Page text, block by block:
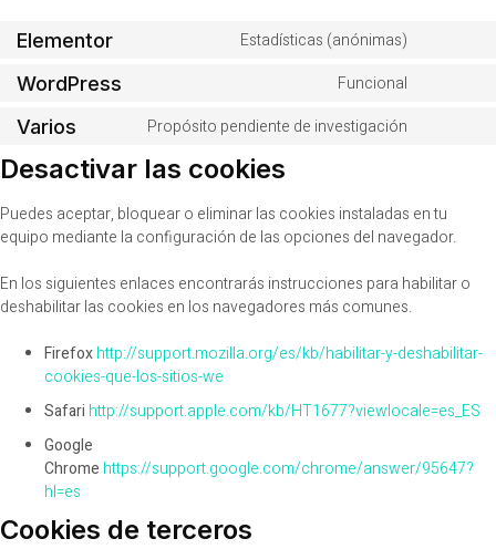
Elementor
Estadísticas (anónimas)
WordPress
Funcional
Varios
Propósito pendiente de investigación
Desactivar las cookies
Puedes aceptar, bloquear o eliminar las cookies instaladas en tu
equipo mediante la configuración de las opciones del navegador.
En los siguientes enlaces encontrarás instrucciones para habilitar o
deshabilitar las cookies en los navegadores más comunes.
Firefoxhttp://support.mozilla.org/es/kb/habilitar-y-deshabilitar-
cookies-que-los-sitios-we
Safari http://support.apple.com/kb/HT1677?viewlocale=es_ES
Google
Chrome https://support.google.com/chrome/answer/95647?
hl=es
Cookies de terceros